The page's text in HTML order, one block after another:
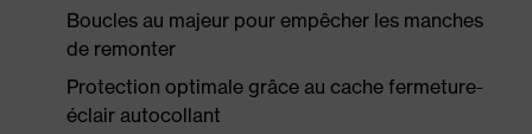
Boucles au majeur pour empêcher les manches
de remonter
Protection optimale grâce au cache fermeture-
éclair autocollant